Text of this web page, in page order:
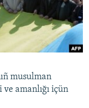
musulman
amanlığı içün